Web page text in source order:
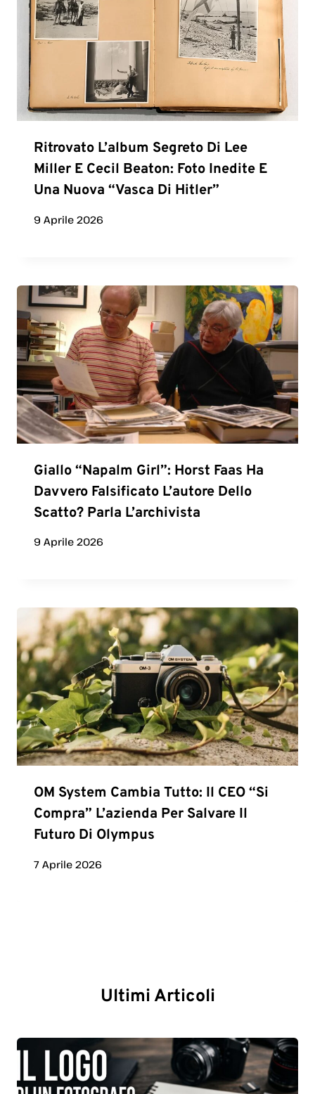
Ritrovato L’album Segreto Di Lee
Miller E Cecil Beaton: Foto Inedite E
Una Nuova “vasca Di Hitler”
9 Aprile 2026
Giallo “Napalm Girl”: Horst Faas Ha
Davvero Falsificato L’autore Dello
Scatto? Parla L’archivista
9 Aprile 2026
OM System Cambia Tutto: Il CEO “si
Compra” L’azienda Per Salvare Il
Futuro Di Olympus
7 Aprile 2026
Ultimi Articoli